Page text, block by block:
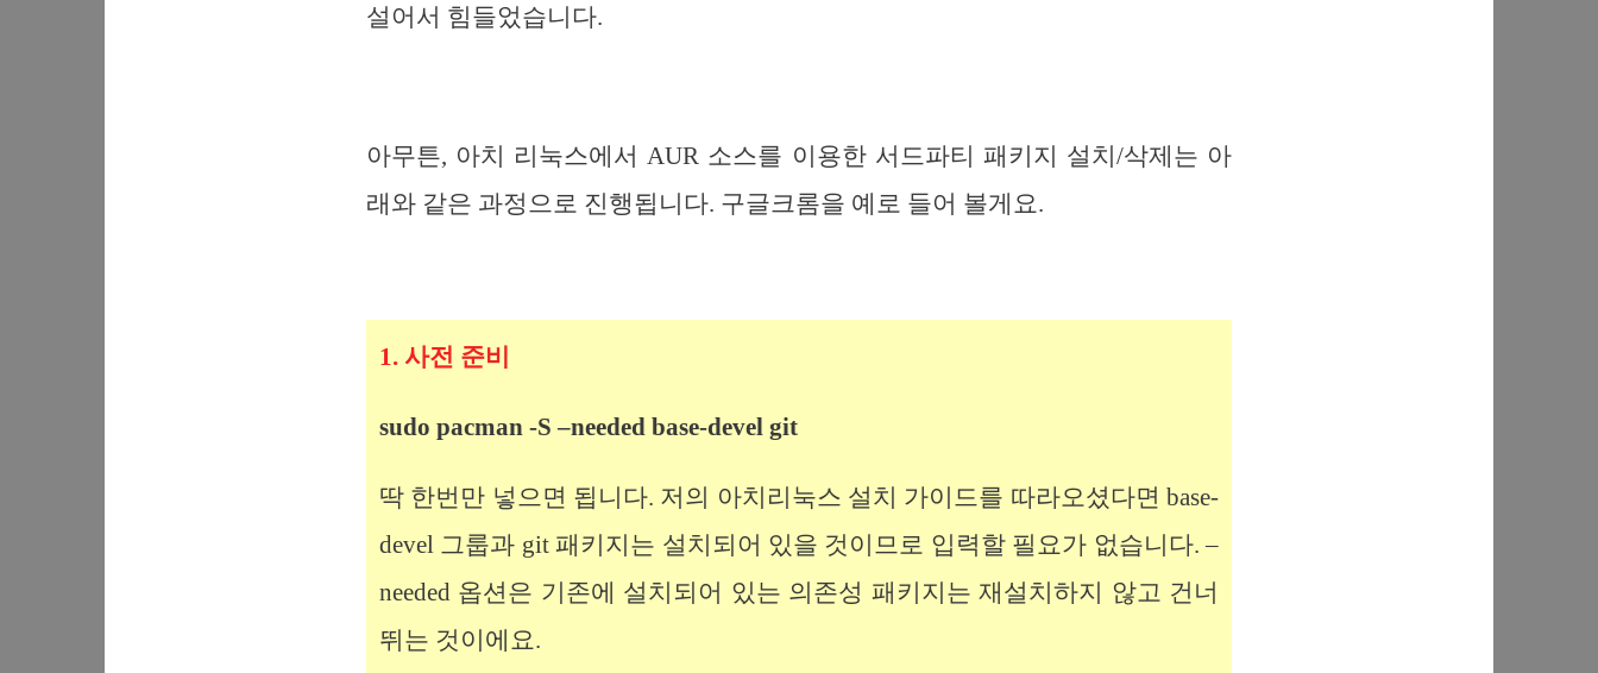
설어서 힘들었습니다.
아무튼, 아치 리눅스에서 AUR 소스를 이용한 서드파티 패키지 설치/삭제는 아
래와 같은 과정으로 진행됩니다. 구글크롬을 예로 들어 볼게요.
1. 사전 준비
sudo pacman -S –needed base-devel git
딱 한번만 넣으면 됩니다. 저의 아치리눅스 설치 가이드를 따라오셨다면 base-
devel 그룹과 git 패키지는 설치되어 있을 것이므로 입력할 필요가 없습니다. –
needed 옵션은 기존에 설치되어 있는 의존성 패키지는 재설치하지 않고 건너
뛰는 것이에요.